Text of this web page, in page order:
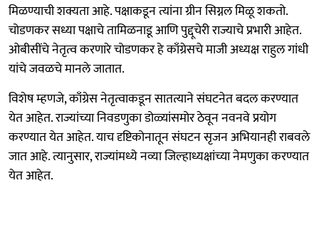
मिळण्याची शक्यता आहे. पक्षाकडून त्यांना ग्रीन सिग्नल मिळू शकतो.
चोडणकर सध्या पक्षाचे तामिळनाडू आणि पुद्दूचेरी राज्याचे प्रभारी आहेत.
ओबीसींचे नेतृत्व करणारे चोडणकर हे काँग्रेसचे माजी अध्यक्ष राहुल गांधी
यांचे जवळचे मानले जातात.
विशेष म्हणजे, काँग्रेस नेतृत्वाकडून सातत्याने संघटनेत बदल करण्यात
येत आहेत. राज्यांच्या निवडणुका डोळ्यांसमोर ठेवून नवनवे प्रयोग
करण्यात येत आहेत. याच दृष्टिकोनातून संघटन सृजन अभियानही राबवले
जात आहे. त्यानुसार, राज्यांमध्ये नव्या जिल्हाध्यक्षांच्या नेमणुका करण्यात
येत आहेत.